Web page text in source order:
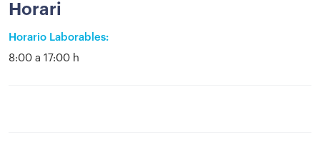
Horari
Horario Laborables:
8:00 a 17:00 h